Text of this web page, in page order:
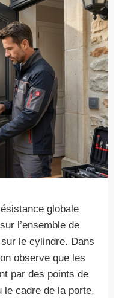
globale
l’ensemble de
le cylindre. Dans
observe que les
par des points de
le cadre de la porte,